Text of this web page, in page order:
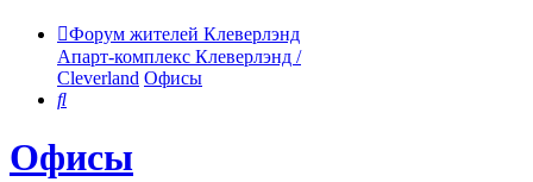
Форум жителей Клеверлэнд
Апарт-комплекс Клеверлэнд /
Cleverland Офисы
Поиск
Офисы